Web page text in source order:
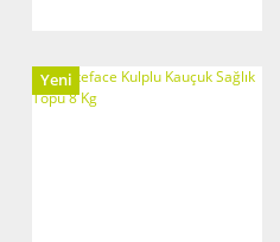
Yeni